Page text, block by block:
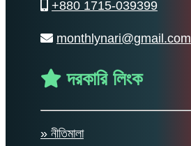
+880 1715-039399
monthlynari@gmail.com
দরকারি লিংক
» নীতিমালা